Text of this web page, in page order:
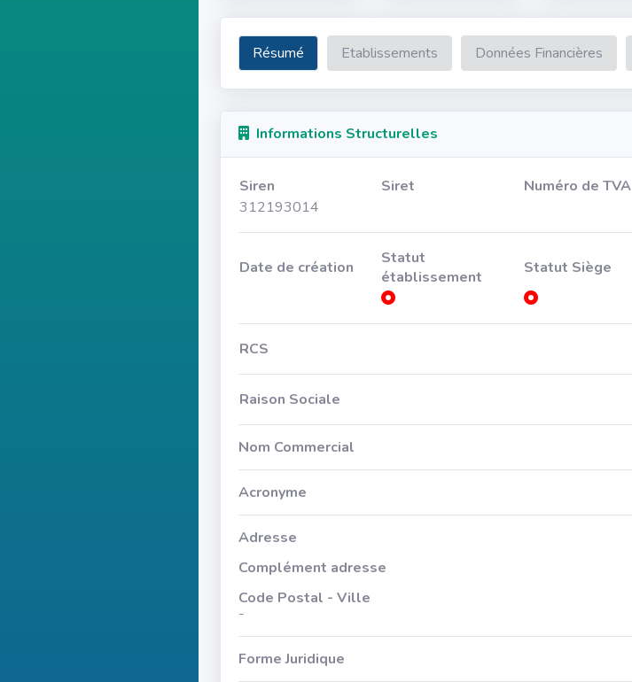
Résumé Etablissements Données Financières
Informations Structurelles
Siren Siret
Numéro de TVA
312193014
Date de création
Statut
établissement
Statut Siège
RCS
Raison Sociale
Nom Commercial
Acronyme
Adresse
Complément adresse
Code Postal - Ville
-
Forme Juridique